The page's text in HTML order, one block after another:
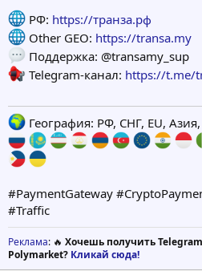
РФ: https://транза.рф
Other GEO: https://transa.my
Поддержка: @transamy_sup
Telegram-канал: https://t.me/
География: РФ, СНГ, EU,
#PaymentGateway
#Traffic
Реклама: 🔥 Хочешь получить
Polymarket? Кликай сюда!